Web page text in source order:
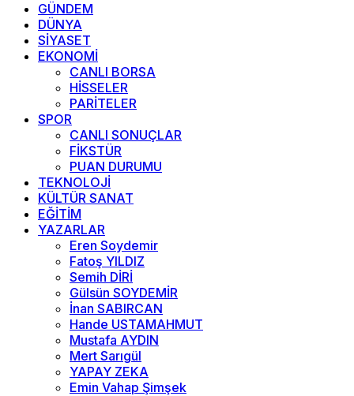
GÜNDEM
DÜNYA
SİYASET
EKONOMİ
CANLI BORSA
HİSSELER
PARİTELER
SPOR
CANLI SONUÇLAR
FİKSTÜR
PUAN DURUMU
TEKNOLOJİ
KÜLTÜR SANAT
EĞİTİM
YAZARLAR
Eren Soydemir
Fatoş YILDIZ
Semih DİRİ
Gülsün SOYDEMİR
İnan SABIRCAN
Hande USTAMAHMUT
Mustafa AYDIN
Mert Sarıgül
YAPAY ZEKA
Emin Vahap Şimşek